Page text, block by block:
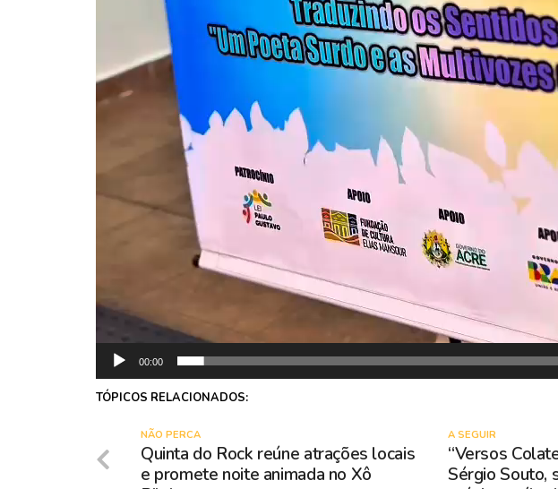
00:00
TÓPICOS RELACIONADOS:
A SEGUIR
“Versos
Sérgio Souto,
NÃO PERCA
Quinta do Rock reúne atrações locais
e promete noite animada no Xô